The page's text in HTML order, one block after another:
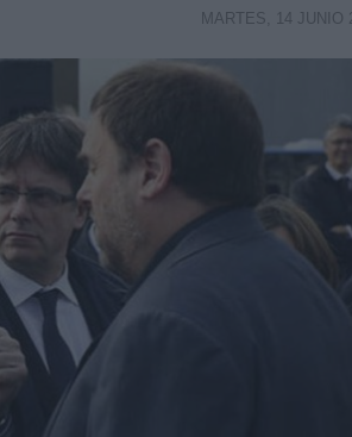
MARTES, 14 JUNIO